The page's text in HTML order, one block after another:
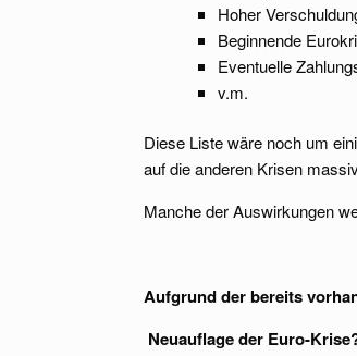
Hoher
Beginnende
Eventuelle
v.m.
Diese Liste wäre noch um
auf die anderen Krisen
Manche der Auswirkungen
Aufgrund der bereits
Neuauflage der Euro-